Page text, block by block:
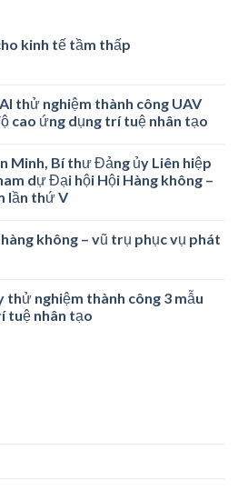
kinh tế tầm thấp
thử nghiệm thành công UAV
cao ứng dụng trí tuệ nhân tạo
Minh, Bí thư Đảng ủy Liên hiệp
dự Đại hội Hội Hàng không –
lần thứ V
không – vũ trụ phục vụ phát
thử nghiệm thành công 3 mẫu
tuệ nhân tạo